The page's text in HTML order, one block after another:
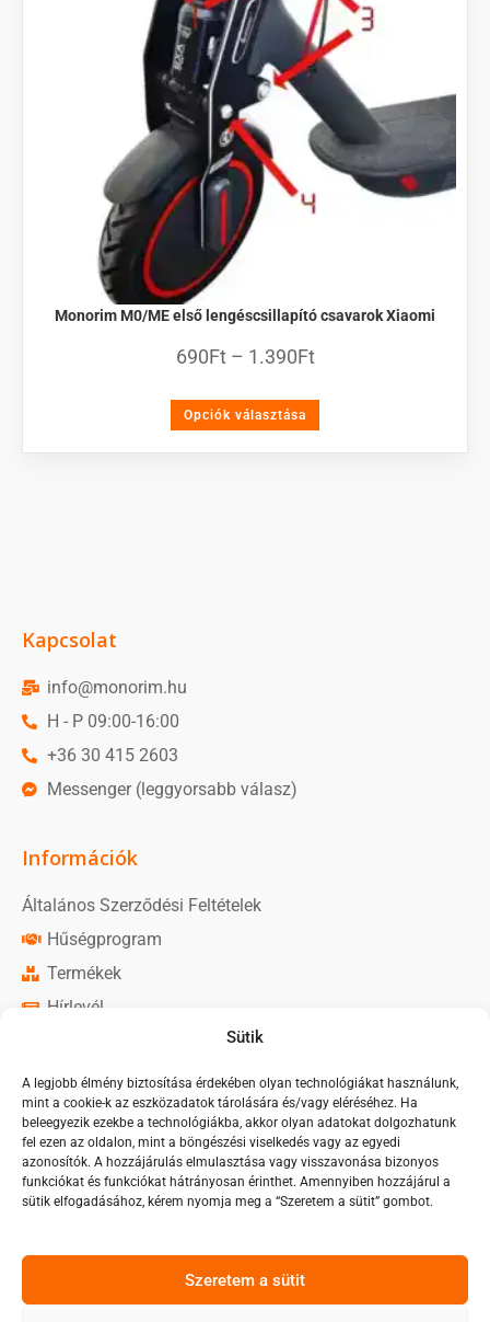
Sütik
A legjobb élmény biztosítása érdekében olyan technológiákat használunk,
mint a cookie-k az eszközadatok tárolására és/vagy eléréséhez. Ha
beleegyezik ezekbe a technológiákba, akkor olyan adatokat dolgozhatunk
fel ezen az oldalon, mint a böngészési viselkedés vagy az egyedi
azonosítók. A hozzájárulás elmulasztása vagy visszavonása bizonyos
funkciókat és funkciókat hátrányosan érinthet. Amennyiben hozzájárul a
sütik elfogadásához, kérem nyomja meg a “Szeretem a sütit” gombot.
Szeretem a sütit
Monorim M0/ME első lengéscsillapító csavarok Xiaomi
690Ft– 1.390Ft
Opciók választása
Kapcsolat
info@monorim.hu
H - P 09:00-16:00
+36 30 415 2603
Messenger (leggyorsabb válasz)
Információk
Általános Szerződési Feltételek
Hűségprogram
Termékek
Hírlevél
Közösségi média
Monorim Magyarország oldal
Monorim Magyarország csoport
Árukereső.hu